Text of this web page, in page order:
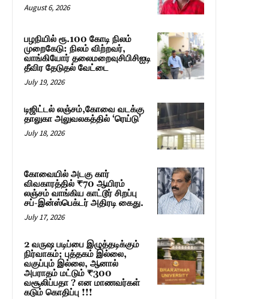
August 6, 2026
பழநியில் ரூ.100 கோடி நிலம்
முறைகேடு: நிலம் விற்றவர்,
வாங்கியோர் தலைமறைவுசிபிசிஐடி
தீவிர தேடுதல் வேட்டை
July 19, 2026
டிஜிட்டல் லஞ்சம்,கோவை வடக்கு
தாலுகா அலுவலகத்தில் ‘ரெய்டு’
July 18, 2026
கோவையில் அடகு கார்
விவகாரத்தில் ₹70 ஆயிரம்
லஞ்சம் வாங்கிய காட்டூர் சிறப்பு
சப்-இன்ஸ்பெக்டர் அதிரடி கைது.
July 17, 2026
2 வருஷ படிப்பை இழுத்தடிக்கும்
நிர்வாகம்; புத்தகம் இல்லை,
வகுப்பும் இல்லை, ஆனால்
அபராதம் மட்டும் ₹300
வசூலிப்பதா ? என மாணவர்கள்
கடும் கொதிப்பு !!!